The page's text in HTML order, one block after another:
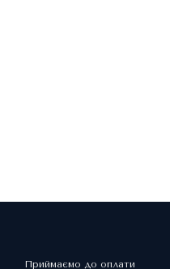
Приймаємо до оплати